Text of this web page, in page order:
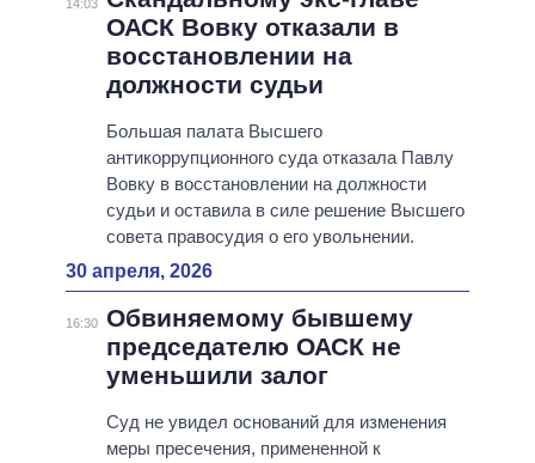
14:03
ОАСК Вовку отказали в
восстановлении на
должности судьи
Большая палата Высшего
антикоррупционного суда отказала Павлу
Вовку в восстановлении на должности
судьи и оставила в силе решение Высшего
совета правосудия о его увольнении.
30 апреля, 2026
16:30 Обвиняемому бывшему
председателю ОАСК не
уменьшили залог
Суд не увидел оснований для изменения
меры пресечения, примененной к